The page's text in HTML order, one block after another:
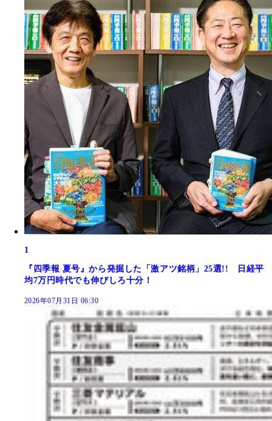
1
『四季報 夏号』から発掘した「激アツ銘柄」25選!! 日経平
均7万円時代でも伸びしろ十分！
2026年07月31日 06:30